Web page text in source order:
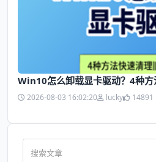
Win10怎么卸载显卡驱动？4种方
2026-08-03 16:02:20 lucky 14891